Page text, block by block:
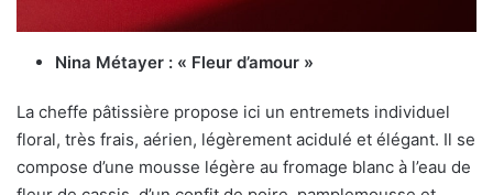
Nina Métayer : « Fleur d’amour »
La cheffe pâtissière propose ici un entremets individuel
floral, très frais, aérien, légèrement acidulé et élégant. Il se
compose d’une mousse légère au fromage blanc à l’eau de